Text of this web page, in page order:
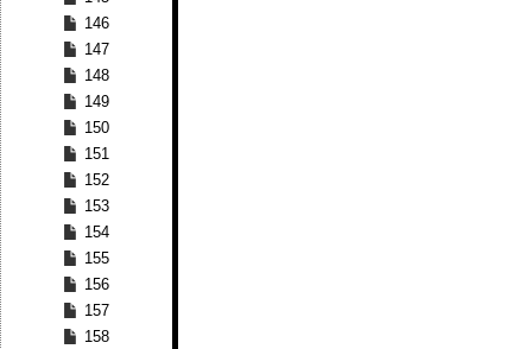
146
147
148
149
150
151
152
153
154
155
156
157
158